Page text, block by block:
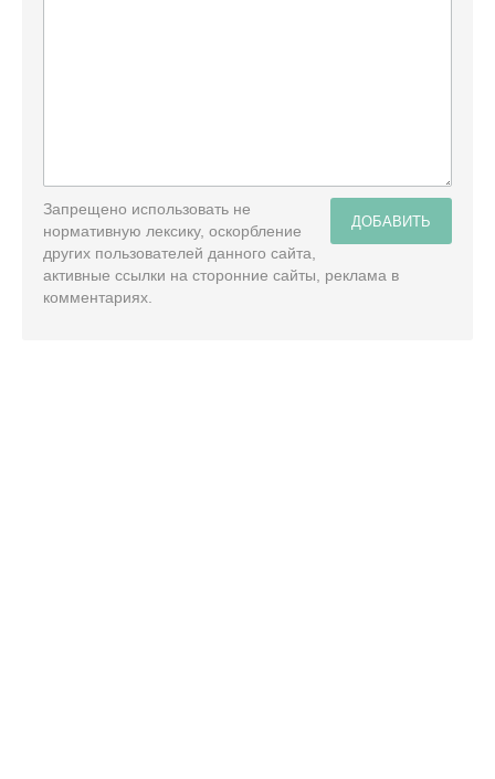
ДОБАВИТЬ
Запрещено использовать не
нормативную лексику, оскорбление
других пользователей данного сайта,
активные ссылки на сторонние сайты, реклама в
комментариях.